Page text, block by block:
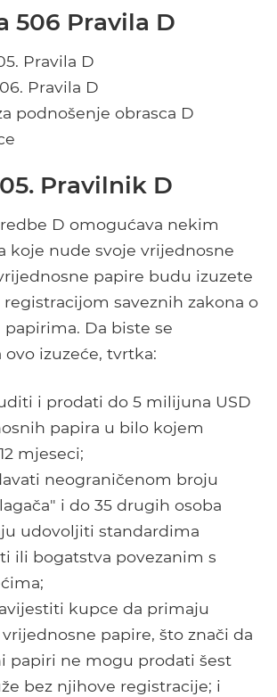
506 Pravila D
Pravila D
Pravila D
podnošenje obrasca D
Pravilnik D
D omogućava nekim
koje nude svoje vrijednosne
papire budu izuzete
registracijom saveznih zakona o
Da biste se
izuzeće, tvrtka:
i prodati do 5 milijuna USD
papira u bilo kojem
mjeseci;
neograničenom broju
i do 35 drugih osoba
udovoljiti standardima
ili bogatstva povezanim s
kupce da primaju
papire, što znači da
papiri ne mogu prodati šest
bez njihove registracije; i